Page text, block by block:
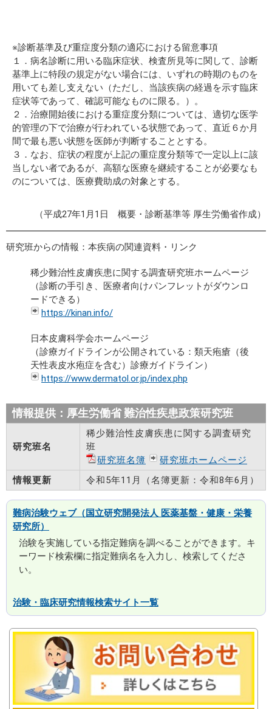
※診断基準及び重症度分類の適応における留意事項
１．病名診断に用いる臨床症状、検査所見等に関して、診断
基準上に特段の規定がない場合には、いずれの時期のものを
用いても差し支えない（ただし、当該疾病の経過を示す臨床
症状等であって、確認可能なものに限る。）。
２．治療開始後における重症度分類については、適切な医学
的管理の下で治療が行われている状態であって、直近６か月
間で最も悪い状態を医師が判断することとする。
３．なお、症状の程度が上記の重症度分類等で一定以上に該
当しない者であるが、高額な医療を継続することが必要なも
のについては、医療費助成の対象とする。
（平成27年1月1日 概要・診断基準等 厚生労働省作成）
研究班からの情報：本疾病の関連資料・リンク
稀少難治性皮膚疾患に関する調査研究班ホームページ
（診断の手引き、医療者向けパンフレットがダウンロ
ードできる）
https://kinan.info/
日本皮膚科学会ホームページ
（診療ガイドラインが公開されている：類天疱瘡（後
天性表皮水疱症を含む）診療ガイドライン）
https://www.dermatol.or.jp/index.php
情報提供：厚生労働省 難治性疾患政策研究班
研究班名
稀少難治性皮膚疾患に関する調査研究
班
研究班名簿
研究班ホームページ
情報更新
令和5年11月（名簿更新：令和8年6月）
難病治験ウェブ（国立研究開発法人 医薬基盤・健康・栄養
研究所）
治験を実施している指定難病を調べることができます。キ
ーワード検索欄に指定難病名を入力し、検索してくださ
い。
治験・臨床研究情報検索サイト一覧